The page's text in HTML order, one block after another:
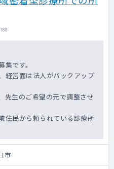
高齢者まで幅広くご対応をお願い
です。
経営面は法人がバックアップ
先生のご希望の元で調整させ
住民から頼られている診療所
市